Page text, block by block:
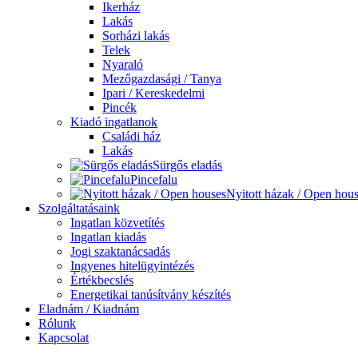
Ikerház
Lakás
Sorházi lakás
Telek
Nyaraló
Mezőgazdasági / Tanya
Ipari / Kereskedelmi
Pincék
Kiadó ingatlanok
Családi ház
Lakás
Sürgős eladás
Pincefalu
Nyitott házak / Open
Szolgáltatásaink
Ingatlan közvetítés
Ingatlan kiadás
Jogi szaktanácsadás
Ingyenes hitelügyintézés
Értékbecslés
Energetikai tanúsítvány készítés
Eladnám / Kiadnám
Rólunk
Kapcsolat